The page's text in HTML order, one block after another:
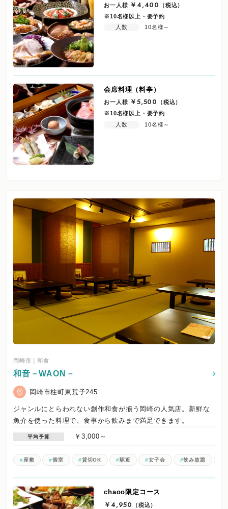
お一人様 ￥4,400
（税込）
※10名様以上・要予約
人数
10名様～
会席料理（料亭）
お一人様 ￥5,500
（税込）
※10名様以上・要予約
人数
10名様～
岡崎市｜和食
和音－WAON－
岡崎市柱町東荒子245
ジャンルにとらわれない創作和食が揃う岡崎の人気店。新鮮な
魚介を使った料理で、食事から飲みまで満足できます。
平均予算 ￥3,000～
座敷 個室 貸切OK 駅近 女子会 飲み放題
chaoo限定コース
￥4,950
（税込）